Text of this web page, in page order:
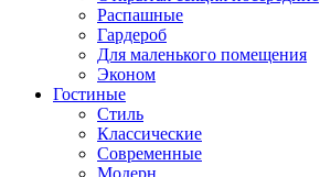
Распашные
Гардероб
Для маленького помещения
Эконом
Гостиные
Стиль
Классические
Современные
Модерн